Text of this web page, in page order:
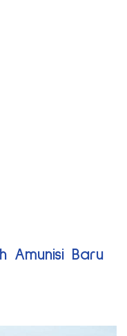
Amunisi Baru